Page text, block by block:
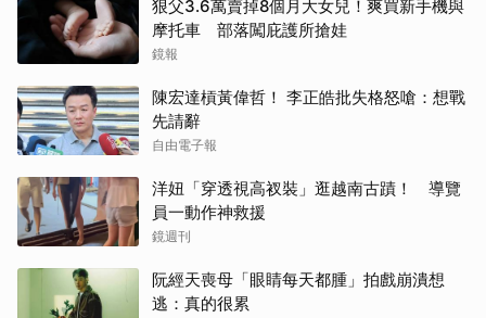
狠父3.6萬賣掉8個月大女兒！爽買新手機與
摩托車 部落闖庇護所搶娃
鏡報
陳宏達槓黃偉哲！ 李正皓批失格怒嗆：想戰
先請辭
自由電子報
洋妞「穿透視高衩裝」逛越南古蹟！ 導覽
員一動作神救援
鏡週刊
阮經天喪母「眼睛每天都腫」拍戲崩潰想
逃：真的很累